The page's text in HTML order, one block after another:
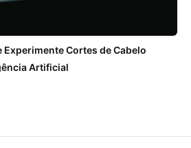
Experimente Cortes de Cabelo
Artificial